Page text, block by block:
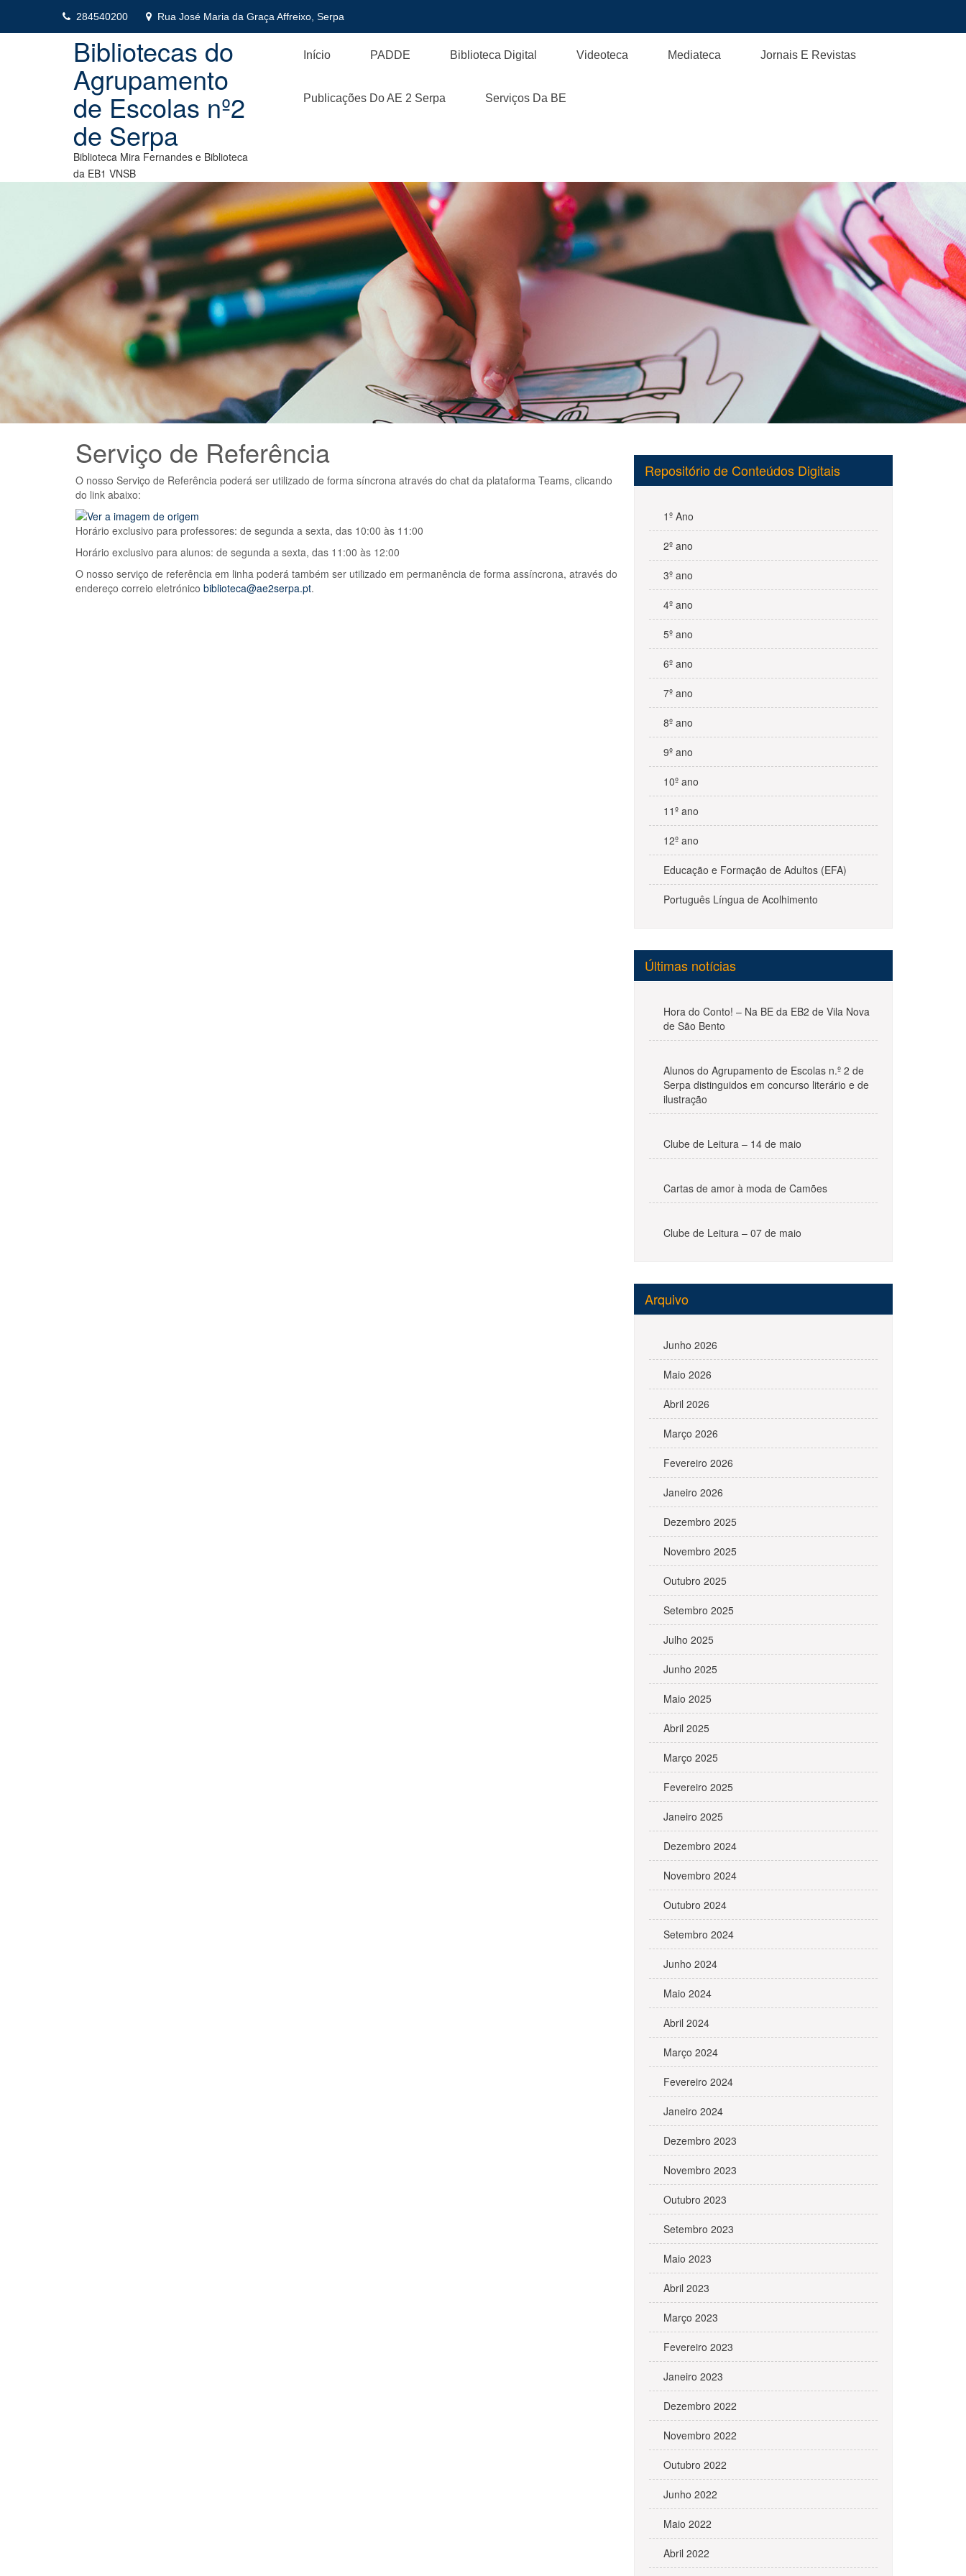
content
284540200 Rua José Maria da Graça Affreixo, Serpa
Bibliotecas do
Agrupamento
de Escolas nº2
de Serpa
Biblioteca Mira Fernandes e Biblioteca
da EB1 VNSB
Início PADDE Biblioteca Digital Videoteca Mediateca Jornais E Revistas
Publicações Do AE 2 Serpa Serviços Da BE
Serviço de Referência
O nosso Serviço de Referência poderá ser utilizado de forma síncrona através do chat da plataforma Teams, clicando
do link abaixo:
Horário exclusivo para professores: de segunda a sexta, das 10:00 às 11:00
Horário exclusivo para alunos: de segunda a sexta, das 11:00 às 12:00
O nosso serviço de referência em linha poderá também ser utilizado em permanência de forma assíncrona, através do
endereço correio eletrónico biblioteca@ae2serpa.pt.
Repositório de Conteúdos Digitais
1º Ano
2º ano
3º ano
4º ano
5º ano
6º ano
7º ano
8º ano
9º ano
10º ano
11º ano
12º ano
Educação e Formação de Adultos (EFA)
Português Língua de Acolhimento
Últimas notícias
Hora do Conto! – Na BE da EB2 de Vila Nova
de São Bento
Alunos do Agrupamento de Escolas n.º 2 de
Serpa distinguidos em concurso literário e de
ilustração
Clube de Leitura – 14 de maio
Cartas de amor à moda de Camões
Clube de Leitura – 07 de maio
Arquivo
Junho 2026
Maio 2026
Abril 2026
Março 2026
Fevereiro 2026
Janeiro 2026
Dezembro 2025
Novembro 2025
Outubro 2025
Setembro 2025
Julho 2025
Junho 2025
Maio 2025
Abril 2025
Março 2025
Fevereiro 2025
Janeiro 2025
Dezembro 2024
Novembro 2024
Outubro 2024
Setembro 2024
Junho 2024
Maio 2024
Abril 2024
Março 2024
Fevereiro 2024
Janeiro 2024
Dezembro 2023
Novembro 2023
Outubro 2023
Setembro 2023
Maio 2023
Abril 2023
Março 2023
Fevereiro 2023
Janeiro 2023
Dezembro 2022
Novembro 2022
Outubro 2022
Junho 2022
Maio 2022
Abril 2022